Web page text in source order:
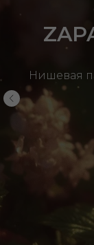
Нишевая